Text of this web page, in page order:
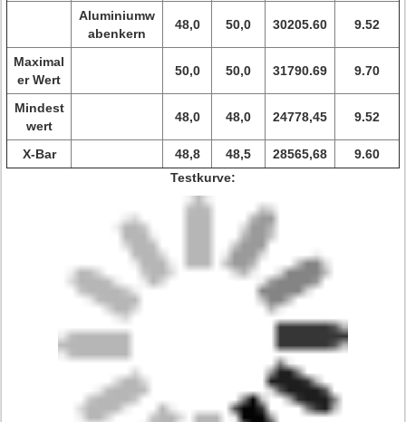
Aluminiumw
abenkern
48,0 50,0 30205.60 9.52
Maximal
er Wert
50,0 50,0 31790.69 9.70
Mindest
wert
48,0 48,0 24778,45 9.52
X-Bar 48,8 48,5 28565,68
9.60
Testkurve: